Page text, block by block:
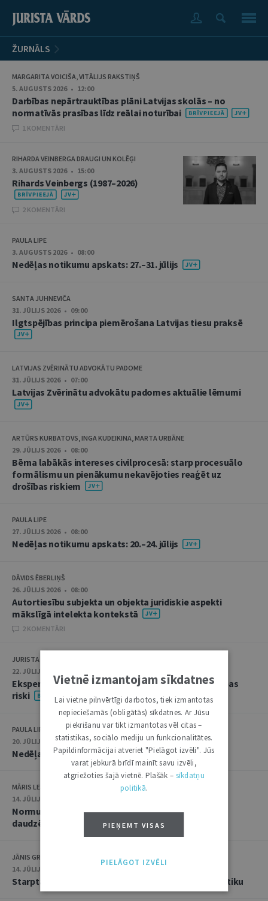
ŽURNĀLS
MARGARITA VOICIŠA, VITĀLIJS RAKSTIŅŠ
5. AUGUSTS 2026 • 12:00
Darbības nepārtrauktības plāni Latvijas skolās – no
normatīvās prasības līdz reālai noturībai
1 KOMENTĀRI
RIHARDA VEINBERGA DRAUGI UN KOLĒĢI
3. AUGUSTS 2026 • 15:00
Rihards Veinbergs (1987–2026)
2 KOMENTĀRI
PAULA LIPE
3. AUGUSTS 2026 • 08:00
Nedēļas notikumu apskats: 27.–31. jūlijs
SANTA JUHNEVIČA
31. JŪLIJS 2026 • 09:00
Ilgtspējības principa piemērošana Latvijas tiesu praksē
LATVIJAS ZVĒRINĀTU ADVOKĀTU PADOME
31. JŪLIJS 2026 • 07:00
Latvijas Zvērinātu advokātu padomes aktuālie lēmumi
ARTŪRS KURBATOVS, INGA KUDEIKINA, MARTA URBĀNE
29. JŪLIJS 2026 • 08:00
Bērna labākās intereses civilprocesā: starp procesuālo
formālismu un pienākumu nekavējoties reaģēt uz
drošības riskiem
PAULA LIPE
27. JŪLIJS 2026 • 08:00
Nedēļas notikumu apskats: 20.–24. jūlijs
DĀVIDS ĒBERLIŅŠ
26. JŪLIJS 2026 • 08:00
Autortiesību subjekta un objekta juridiskie aspekti
mākslīgā intelekta kontekstā
2 KOMENTĀRI
JURISTA VĀRDS
22. JŪLIJS 2026 • 14:00
Ekspertu saruna jūlijā: krimināltiesības un būvniecības
riski
PAULA LIPE
20. JŪLIJS 2026 • 16:05
Nedēļas notikumu apskats: 13.–17. jūlijs
MĀRIS LEJA
14. JŪLIJS 2026
Normu konkurences un noziedzīgu nodarījumu
daudzējādības problemātika
JĀNIS GRASIS
14. JŪLIJS 2026
Starptautiskās tiesības: mazās valstis pret reālpolitiku
Vietnē izmantojam sīkdatnes
Lai vietne pilnvērtīgi darbotos, tiek izmantotas
nepieciešamās (obligātās) sīkdatnes. Ar Jūsu
piekrišanu var tikt izmantotas vēl citas –
statistikas, sociālo mediju un funkcionalitātes.
Papildinformācijai atveriet "Pielāgot izvēli". Jūs
varat jebkurā brīdī mainīt savu izvēli,
atgriežoties šajā vietnē. Plašāk – sīkdatņu
politikā.
PIEŅEMT VISAS
PIELĀGOT IZVĒLI